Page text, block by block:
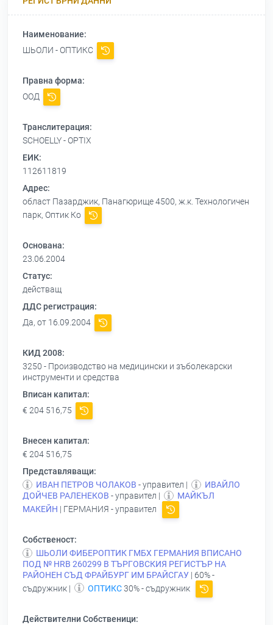
Наименование:
ШЬОЛИ - ОПТИКС
Правна форма:
ООД
Транслитерация:
SCHOELLY - OPTIX
ЕИК:
112611819
Адрес:
област Пазарджик, Панагюрище 4500, ж.к. Технологичен
парк, Оптик Ко
Основана:
23.06.2004
Статус:
действащ
ДДС регистрация:
Да, от 16.09.2004
КИД 2008:
3250 - Производство на медицински и зъболекарски
инструменти и средства
Вписан капитал:
€ 204 516,75
Внесен капитал:
€ 204 516,75
Представляващи:
ИВАН ПЕТРОВ ЧОЛАКОВ - управител |
ИВАЙЛО
ДОЙЧЕВ РАЛЕНЕКОВ - управител |
МАЙКЪЛ
МАКЕЙН | ГЕРМАНИЯ - управител
Собственост:
ШЬОЛИ ФИБЕРОПТИК ГМБХ ГЕРМАНИЯ ВПИСАНО
ПОД № НRВ 260299 В ТЪРГОВСКИЯ РЕГИСТЪР НА
РАЙОНЕН СЪД ФРАЙБУРГ ИМ БРАЙСГАУ | 60% -
съдружник |
ОПТИКС30% - съдружник
Действителни Собственици: